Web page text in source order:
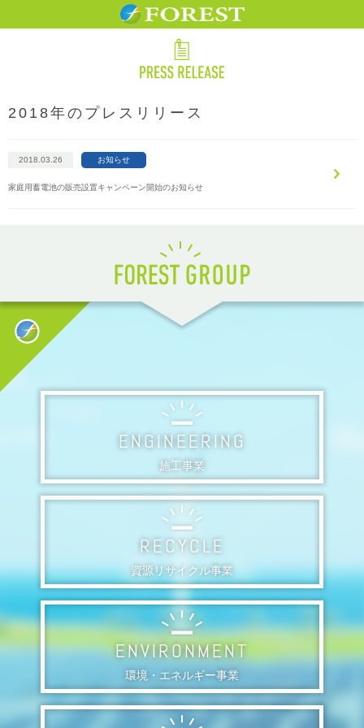
2018年のプレスリリース
2018.03.26 お知らせ
家庭用蓄電池の販売設置キャンペーン開始のお知らせ
ENGINEERING
施工事業
RECYCLE
資源リサイクル事業
ENVIRONMENT
環境・エネルギー事業